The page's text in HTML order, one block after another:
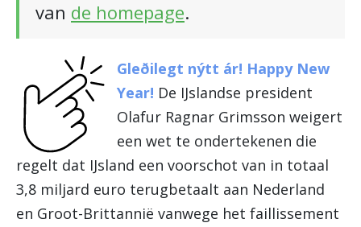
van de homepage.
Gleðilegt nýtt ár! Happy New
Year! De IJslandse president
Olafur Ragnar Grimsson weigert
een wet te ondertekenen die
regelt dat IJsland een voorschot van in totaal
3,8 miljard euro terugbetaalt aan Nederland
en Groot-Brittannië vanwege het faillissement